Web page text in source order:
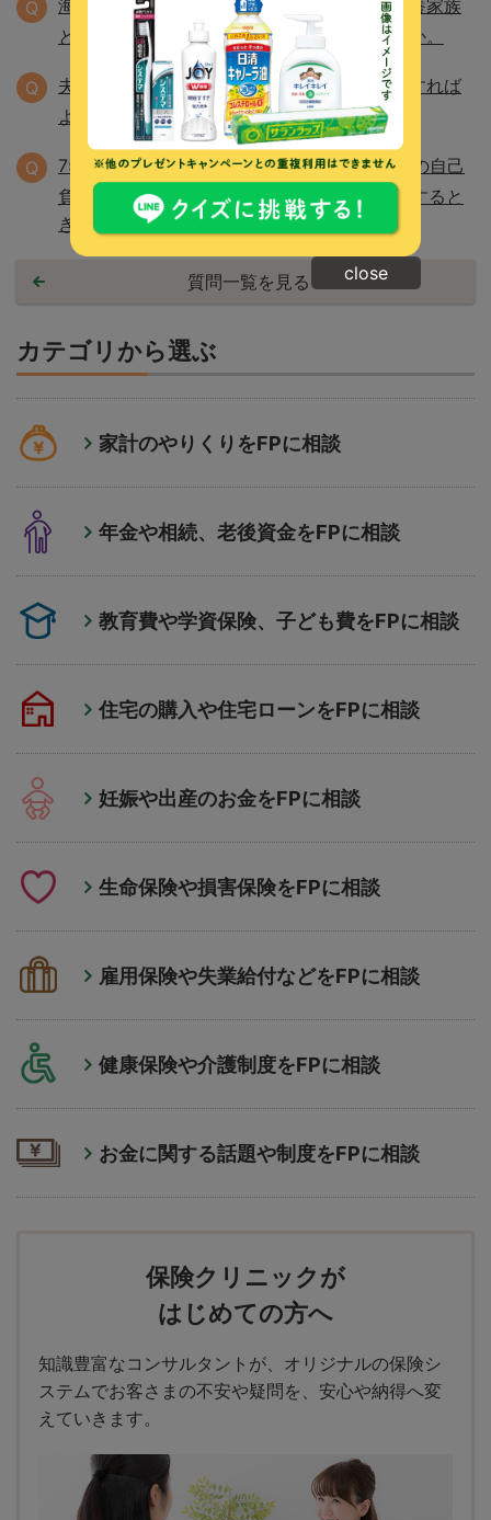
Q
海外で仕事をすることになりますが、親の扶養家族
として日本の健康保険に加入し続けられますか。
Q
夫が退職します。夫と子供の健康保険はどうすれば
よいでしょうか？
Q
75歳以上の人は、入院してもひと月の医療費の自己
負担額は4万4000円だと思うのですが、退院すると
きに9万円を払いました。どうしてですか。
質問一覧を見る
カテゴリから選ぶ
家計のやりくりをFPに相談
年金や相続、老後資金をFPに相談
教育費や学資保険、子ども費をFPに相談
住宅の購入や住宅ローンをFPに相談
妊娠や出産のお金をFPに相談
生命保険や損害保険をFPに相談
雇用保険や失業給付などをFPに相談
健康保険や介護制度をFPに相談
お金に関する話題や制度をFPに相談
保険クリニックが
はじめての方へ
知識豊富なコンサルタントが、オリジナルの保険シ
ステムでお客さまの不安や疑問を、安心や納得へ変
えていきます。
close